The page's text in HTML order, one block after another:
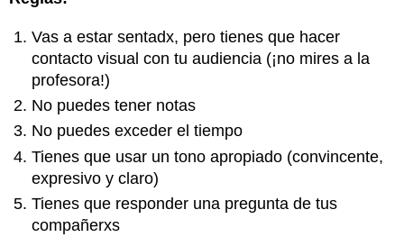
Vas a estar sentadx, pero tienes que hacer
contacto visual con tu audiencia (¡no mires a la
profesora!)
No puedes tener notas
No puedes exceder el tiempo
Tienes que usar un tono apropiado (convincente,
expresivo y claro)
Tienes que responder una pregunta de tus
compañerxs